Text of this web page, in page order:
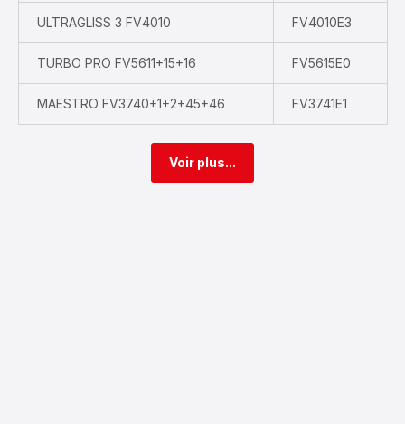
ULTRAGLISS 3 FV4010 FV4010E3
TURBO PRO FV5611+15+16 FV5615E0
MAESTRO FV3740+1+2+45+46 FV3741E1
Voir plus...